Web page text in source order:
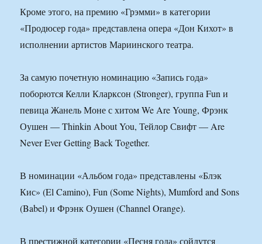
Кроме этого, на премию «Грэмми» в категории
«Продюсер года» представлена опера «Дон Кихот» в
исполнении артистов Мариинского театра.
За самую почетную номинацию «Запись года»
поборются Келли Кларксон (Stronger), группа Fun и
певица Жанель Моне с хитом We Are Young, Фрэнк
Оушен — Thinkin About You, Тейлор Свифт — Are
Never Ever Getting Back Together.
В номинации «Альбом года» представлены «Блэк
Кис» (El Camino), Fun (Some Nights), Mumford and Sons
(Babel) и Фрэнк Оушен (Channel Orange).
В престижной категории «Песня года» сойдутся